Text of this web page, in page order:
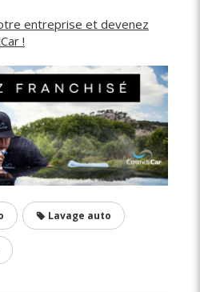
entreprise et devenez
!
Lavage auto